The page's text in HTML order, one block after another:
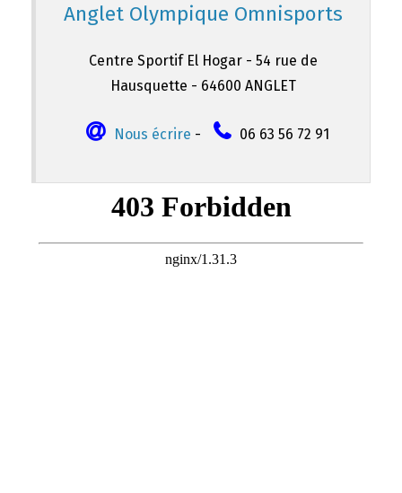
Anglet Olympique Omnisports
Centre Sportif El Hogar - 54 rue de
Hausquette - 64600 ANGLET
Nous écrire - 06 63 56 72 91